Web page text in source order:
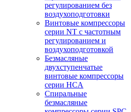
регулированием без
воздухоподготовки
Винтовые компрессоры
серии NT с частотным
регулированием и
воздухоподготовкой
Безмасляные
двухступенчатые
винтовые компрессоры
серии HCA
Спиральные
безмасляные